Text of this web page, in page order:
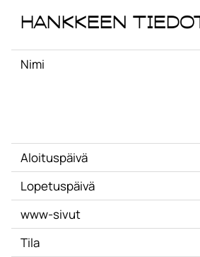
Hankkeen
Nimi
Aloituspäivä
Lopetuspäivä
www-sivut
Tila